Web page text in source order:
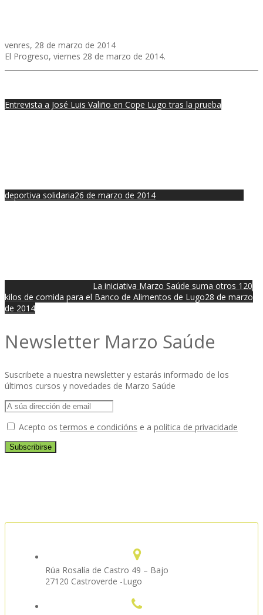
venres, 28 de marzo de 2014
El Progreso, viernes 28 de marzo de 2014.
Entrevista a José Luis Valiño en Cope Lugo tras la prueba
deportiva solidaria26 de marzo de 2014
La iniciativa Marzo Saúde suma otros 120
kilos de comida para el Banco de Alimentos de Lugo28 de marzo
de 2014
Newsletter Marzo Saúde
Suscribete a nuestra newsletter y estarás informado de los
últimos cursos y novedades de Marzo Saúde
Acepto ostermos e condicións e a política de privacidade
Rúa Rosalía de Castro 49 – Bajo
27120 Castroverde -Lugo